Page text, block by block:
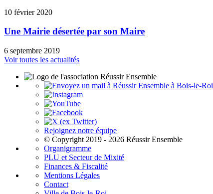
10 février 2020
Une Mairie désertée par son Maire
6 septembre 2019
Voir toutes les actualités
Rejoignez notre équipe
© Copyright 2019 - 2026 Réussir Ensemble
Organigramme
PLU et Secteur de Mixité
Finances & Fiscalité
Mentions Légales
Contact